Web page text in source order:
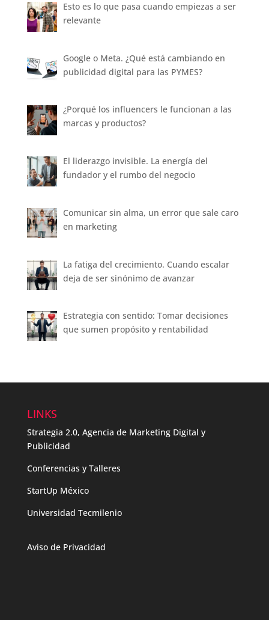
Esto es lo que pasa cuando empiezas a ser
relevante
Google o Meta. ¿Qué está cambiando en
publicidad digital para las PYMES?
¿Porqué los influencers le funcionan a las
marcas y productos?
El liderazgo invisible. La energía del
fundador y el rumbo del negocio
Comunicar sin alma, un error que sale caro
en marketing
La fatiga del crecimiento. Cuando escalar
deja de ser sinónimo de avanzar
Estrategia con sentido: Tomar decisiones
que sumen propósito y rentabilidad
LINKS
Strategia 2.0, Agencia de Marketing Digital y
Publicidad
Conferencias y Talleres
StartUp México
Universidad Tecmilenio
Aviso de Privacidad